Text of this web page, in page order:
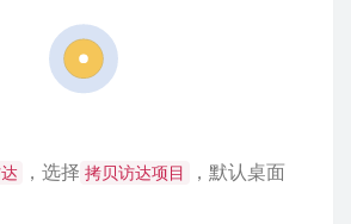
，选择 拷贝访达项目 ，默认桌面